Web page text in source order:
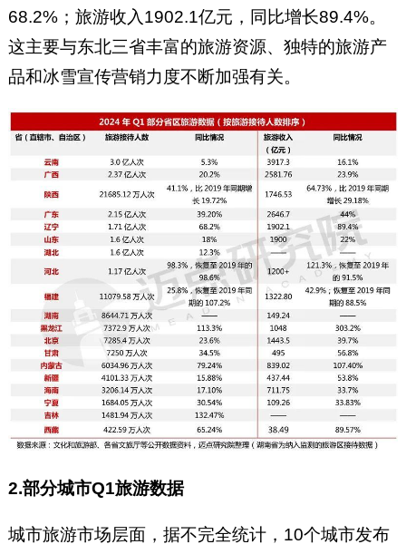
68.2%；旅游收入1902.1亿元，同比增长89.4%。
这主要与东北三省丰富的旅游资源、独特的旅游产
品和冰雪宣传营销力度不断加强有关。
2.部分城市Q1旅游数据
城市旅游市场层面，据不完全统计，10个城市发布